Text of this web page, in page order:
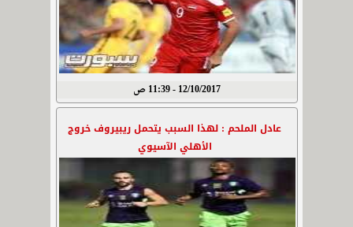
12/10/2017 - 11:39 ص
عادل الملحم : لهذا السبب يتحمل ريبيروف خروج
الأهلي الآسيوي